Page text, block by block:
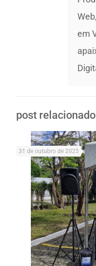
em
post
31 de outubro de 2025